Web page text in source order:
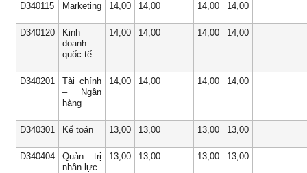
D340115 Marketing 14,00 14,00 14,00 14,00
D340120
Kinh
doanh
quốc tế
14,00 14,00 14,00 14,00
D340201
Tài chính
– Ngân
hàng
14,00 14,00 14,00 14,00
D340301 Kế toán 13,00 13,00 13,00 13,00
D340404
Quản trị
nhân lực
13,00 13,00 13,00 13,00